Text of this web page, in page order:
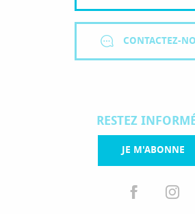
CONTACTEZ-
RESTEZ
JE M'ABONNE